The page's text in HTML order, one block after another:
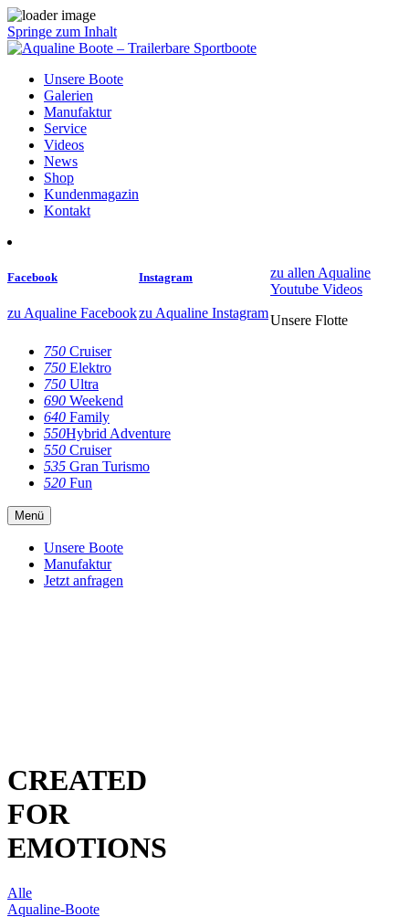
Springe zum Inhalt
Unsere Boote
Galerien
Manufaktur
Service
Videos
News
Shop
Kundenmagazin
Kontakt
Facebook
zu Aqualine Facebook
Instagram
zu Aqualine Instagram
zu allen Aqualine
Youtube Videos
Unsere Flotte
750 Cruiser
750 Elektro
750 Ultra
690 Weekend
640 Family
550Hybrid Adventure
550 Cruiser
535 Gran Turismo
520 Fun
Menü
Unsere Boote
Manufaktur
Jetzt anfragen
CREATED
FOR
EMOTIONS
Alle
Aqualine-Boote